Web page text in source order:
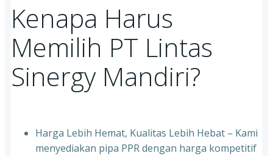
Kenapa Harus
Memilih PT Lintas
Sinergy Mandiri?
Harga Lebih Hemat, Kualitas Lebih Hebat – Kami
menyediakan pipa PPR dengan harga kompetitif